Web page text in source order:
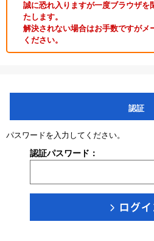
誠に恐れ入りますが一度ブラウザを
たします。
解決されない場合はお手数ですがメ
ください。
認証
パスワードを入力してください。
認証パスワード：